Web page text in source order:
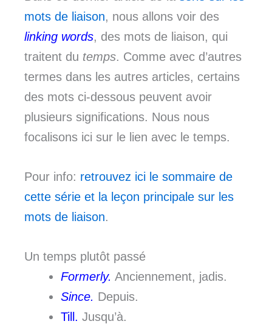
mots de liaison, nous allons voir des
linking words, des mots de liaison, qui
traitent du temps. Comme avec d’autres
termes dans les autres articles, certains
des mots ci-dessous peuvent avoir
plusieurs significations. Nous nous
focalisons ici sur le lien avec le temps.
Pour info: retrouvez ici le sommaire de
cette série et la leçon principale sur les
mots de liaison.
Un temps plutôt passé
Formerly. Anciennement, jadis.
Since. Depuis.
Till. Jusqu’à.